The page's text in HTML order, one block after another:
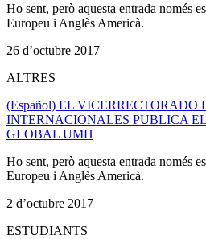
Ho sent, però aquesta entrada només
Europeu i Anglès Americà.
26 d’octubre 2017
ALTRES
(Español) EL VICERRECTORADO
INTERNACIONALES PUBLICA
GLOBAL UMH
Ho sent, però aquesta entrada només
Europeu i Anglès Americà.
2 d’octubre 2017
ESTUDIANTS